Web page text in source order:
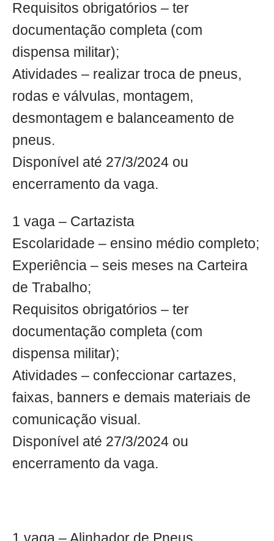
Requisitos obrigatórios – ter
documentação completa (com
dispensa militar);
Atividades – realizar troca de pneus,
rodas e válvulas, montagem,
desmontagem e balanceamento de
pneus.
Disponível até 27/3/2024 ou
encerramento da vaga.
1 vaga – Cartazista
Escolaridade – ensino médio completo;
Experiência – seis meses na Carteira
de Trabalho;
Requisitos obrigatórios – ter
documentação completa (com
dispensa militar);
Atividades – confeccionar cartazes,
faixas, banners e demais materiais de
comunicação visual.
Disponível até 27/3/2024 ou
encerramento da vaga.